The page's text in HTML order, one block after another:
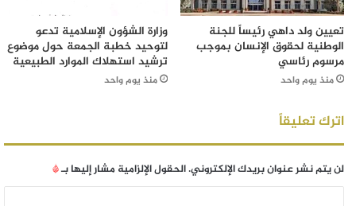
تعيين ولد داهي رئيساً للجنة
الوطنية لحقوق الإنسان بموجب
مرسوم رئاسي
منذ يوم واحد
وزارة الشؤون الإسلامية تدعو
لتوحيد خطبة الجمعة حول موضوع
ترشيد استهلاك الموارد الطبيعية
منذ يوم واحد
اترك تعليقاً
لن يتم نشر عنوان بريدك الإلكتروني.الحقول الإلزامية مشار إليها بـ*